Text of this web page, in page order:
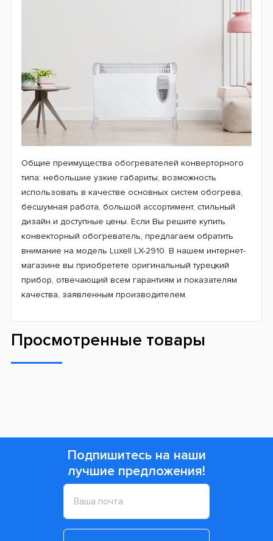
Общие преимущества обогревателей конверторного
типа: небольшие узкие габариты, возможность
использовать в качестве основных систем обогрева,
бесшумная работа, большой ассортимент, стильный
дизайн и доступные цены. Если Вы решите купить
конвекторный обогреватель, предлагаем обратить
внимание на модель Luxell LX-2910. В нашем интернет-
магазине вы приобретете оригинальный турецкий
прибор, отвечающий всем гарантиям и показателям
качества, заявленным производителем.
Просмотренные товары
Подпишитесь на наши
лучшие предложения!